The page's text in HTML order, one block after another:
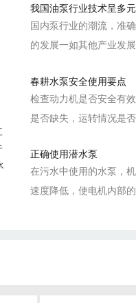
我国油泵行业技术呈多
趋势
国内泵行业的潮流，准
的发展一如其他产业发
生的巨大需求的大背景
都带来了技术的飞速变
几点： 产品的多元化、
春耕水泵安全使用要点
检查动力机是否安全有
是否缺失，运转情况是
路是否完好，防止发生
正确使用潜水泵
在污水中使用的水泵，
速度降低，使电机内部